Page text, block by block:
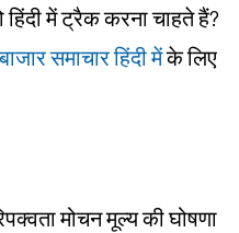
में ट्रैक करना चाहते हैं?
समाचार हिंदी मेंके लिए
मोचन मूल्य की घोषणा